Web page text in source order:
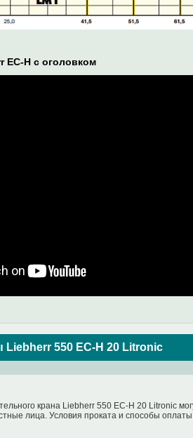
EC-H с оголовком
550 EC-H 20 Litronic
крана Liebherr 550 EC-H 20 Litronic
лица. Условия проката и способы